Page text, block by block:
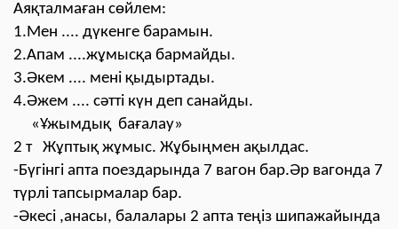
Аяқталмаған сөйлем:
1.Мен .... дүкенге барамын.
2.Апам ....жұмысқа бармайды.
3.Әкем .... мені қыдыртады.
4.Әжем .... сәтті күн деп санайды.
«Ұжымдық бағалау»
2 т Жұптық жұмыс. Жұбыңмен ақылдас.
-Бүгінгі апта поездарында 7 вагон бар.Әр вагонда 7
түрлі тапсырмалар бар.
-Әкесі ,анасы, балалары 2 апта теңіз шипажайында